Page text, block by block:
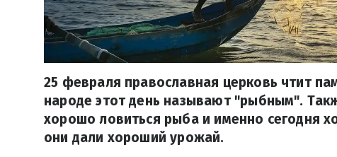
25 февраля православная церковь чтит
народе этот день называют "рыбным".
хорошо ловиться рыба и именно сегодня
они дали хороший урожай.